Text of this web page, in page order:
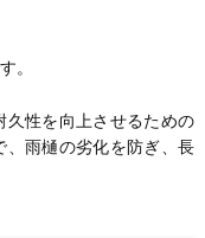
。
久性を向上させるための
、雨樋の劣化を防ぎ、長